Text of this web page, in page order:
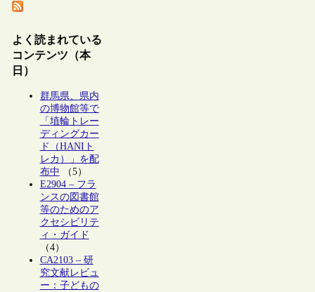
よく読まれている
コンテンツ（本
日）
群馬県、県内
の博物館等で
「埴輪トレー
ディングカー
ド（HANIト
レカ）」を配
布中 （5）
E2904 – フラ
ンスの図書館
等のためのア
クセシビリテ
ィ・ガイド
（4）
CA2103 – 研
究文献レビュ
ー：子どもの